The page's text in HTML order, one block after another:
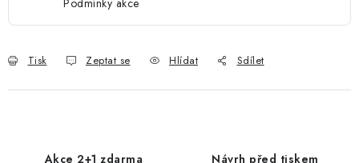
Tisk Zeptat se Hlídat Sdílet
Akce 2+1 zdarma Návrh před tiskem